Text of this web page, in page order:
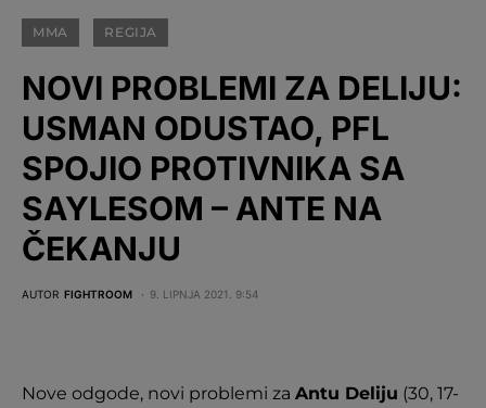
MMA REGIJA
NOVI PROBLEMI ZA DELIJU:
USMAN ODUSTAO, PFL
SPOJIO PROTIVNIKA SA
SAYLESOM – ANTE NA
ČEKANJU
AUTOR FIGHTROOM 9. LIPNJA 2021. 9:54
Nove odgode, novi problemi za Antu Deliju (30, 17-